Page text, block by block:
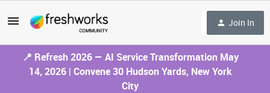
Join In
📍 Refresh 2026 — AI Service Transformation May
14, 2026 | Convene 30 Hudson Yards, New York
City